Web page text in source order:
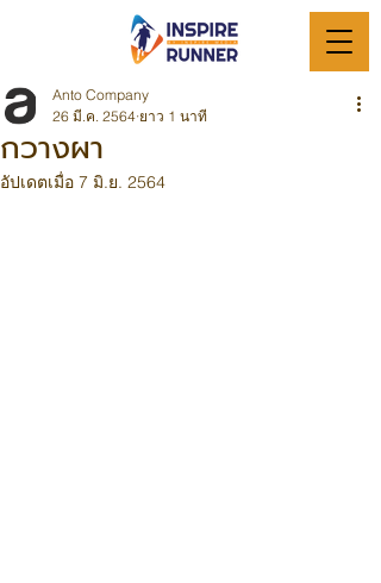
กวางผา
Anto Company
26 มี.ค. 2564 ยาว 1 นาที
อัปเดตเมื่อ 7 มิ.ย. 2564